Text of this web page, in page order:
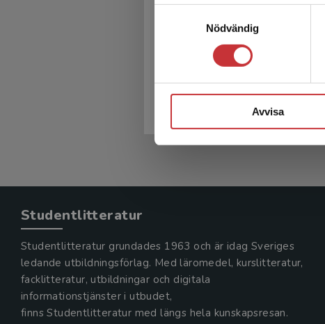
Nödvändig
Avvisa
Handbok i
journalistikforskning
Karlsson, M - Strömbäck, J (red.)
Studentlitteratur
Studentlitteratur grundades 1963 och är idag Sveriges
ledande utbildningsförlag. Med läromedel, kurslitteratur,
facklitteratur, utbildningar och digitala
informationstjänster i utbudet,
finns Studentlitteratur med längs hela kunskapsresan.